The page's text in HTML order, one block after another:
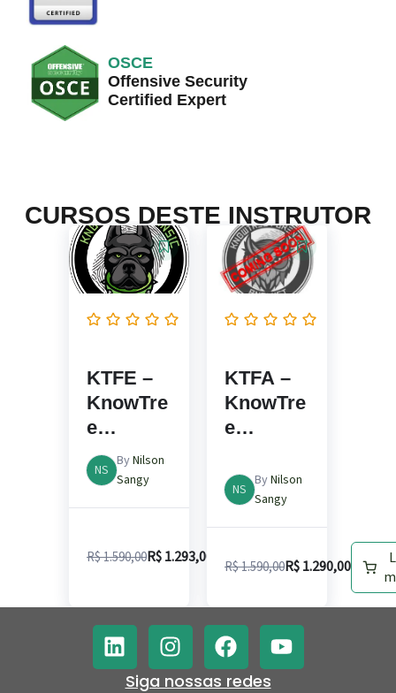
OSCE
Offensive Security
Certified Expert
CURSOS DESTE INSTRUTOR
KTFE –
KnowTre
e
Forensic
Examine
NS
ByNilson
Sangy
R$1.590,00R$1.293,00
ao
carrinho
KTFA –
KnowTre
e
Analyst
NS
ByNilson
Sangy
R$1.590,00R$1.290,00
Siga nossas redes